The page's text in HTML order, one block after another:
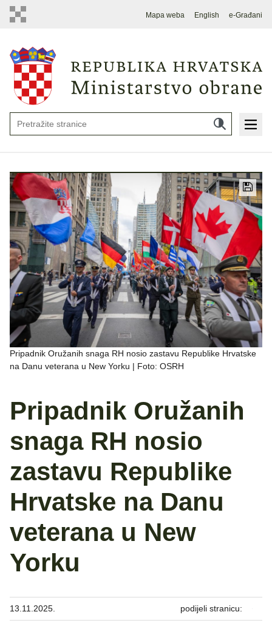
Mapa weba English e-Građani
Pripadnik Oružanih snaga RH nosio zastavu Republike Hrvatske
na Danu veterana u New Yorku | Foto: OSRH
Pripadnik Oružanih
snaga RH nosio
zastavu Republike
Hrvatske na Danu
veterana u New
Yorku
13.11.2025. podijeli stranicu: